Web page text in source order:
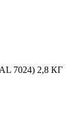
7024) 2,8 КГ